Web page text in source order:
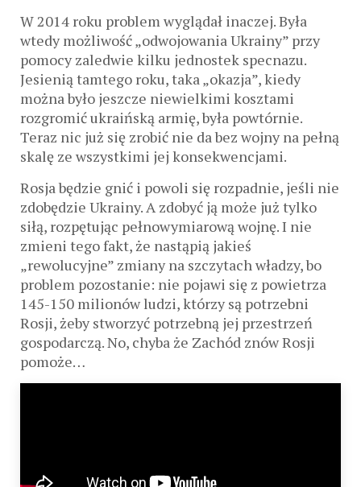
W 2014 roku problem wyglądał inaczej. Była
wtedy możliwość „odwojowania Ukrainy” przy
pomocy zaledwie kilku jednostek specnazu.
Jesienią tamtego roku, taka „okazja”, kiedy
można było jeszcze niewielkimi kosztami
rozgromić ukraińską armię, była powtórnie.
Teraz nic już się zrobić nie da bez wojny na pełną
skalę ze wszystkimi jej konsekwencjami.
Rosja będzie gnić i powoli się rozpadnie, jeśli nie
zdobędzie Ukrainy. A zdobyć ją może już tylko
siłą, rozpętując pełnowymiarową wojnę. I nie
zmieni tego fakt, że nastąpią jakieś
„rewolucyjne” zmiany na szczytach władzy, bo
problem pozostanie: nie pojawi się z powietrza
145-150 milionów ludzi, którzy są potrzebni
Rosji, żeby stworzyć potrzebną jej przestrzeń
gospodarczą. No, chyba że Zachód znów Rosji
pomoże…